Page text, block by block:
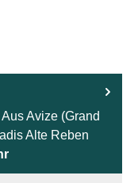
Avize (Grand
Alte Reben